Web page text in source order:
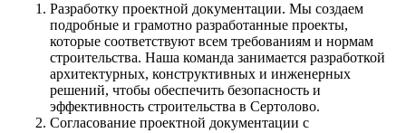
Разработку проектной документации. Мы создаем
подробные и грамотно разработанные проекты,
которые соответствуют всем требованиям и нормам
строительства. Наша команда занимается разработкой
архитектурных, конструктивных и инженерных
решений, чтобы обеспечить безопасность и
эффективность строительства в Сертолово.
Согласование проектной документации с